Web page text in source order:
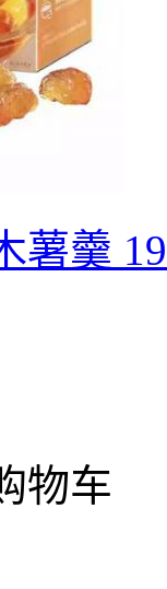
薯羹
物车